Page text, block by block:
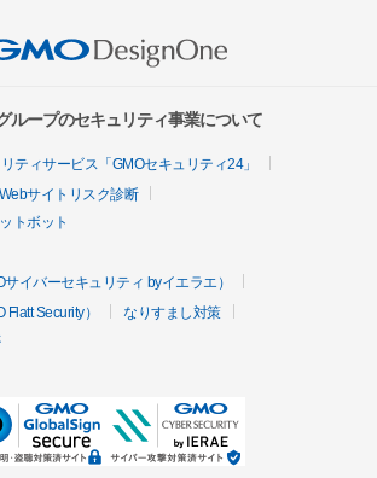
ループのセキュリティ事業について
ティサービス「GMOセキュリティ24」
Webサイトリスク診断
トボット
イバーセキュリティ byイエラエ）
Security）
なりすまし対策